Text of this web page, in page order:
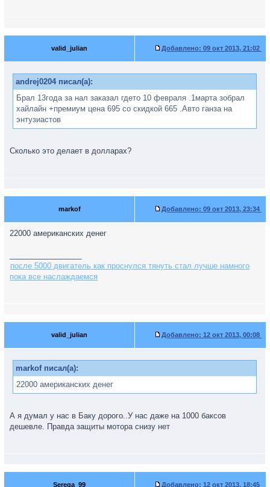
valid_julian Добавлено: 09 окт 2013, 21:02
andrej0204 писал(а):
Брал 13года за нал заказал гдето 10 февраля .1марта зобрал
хайлайн +премиум цена 695 со скидкой 665 .Авто ганза на
энтузиастов
Сколько это делает в долларах?
markof Добавлено: 09 окт 2013, 23:34
22000 американских денег
после 5000 двигатель как проснулся тянуть стал лучше намного
пока все наслаждаемся
valid_julian Добавлено: 12 окт 2013, 00:08
markof писал(а):
22000 американских денег
А я думал у нас в Баку дорого..У нас даже на 1000 баксов
дешевле. Правда защиты мотора снизу нет
Serega_99 Добавлено: 12 окт 2013, 18:45